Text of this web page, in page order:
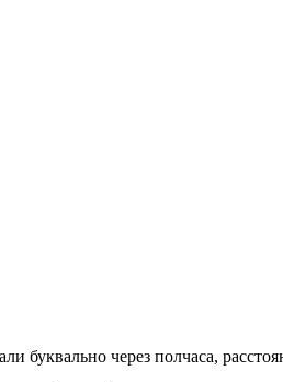
буквально через полчаса,